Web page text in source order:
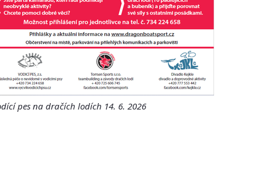
pes na dračích lodích 14. 6. 2026